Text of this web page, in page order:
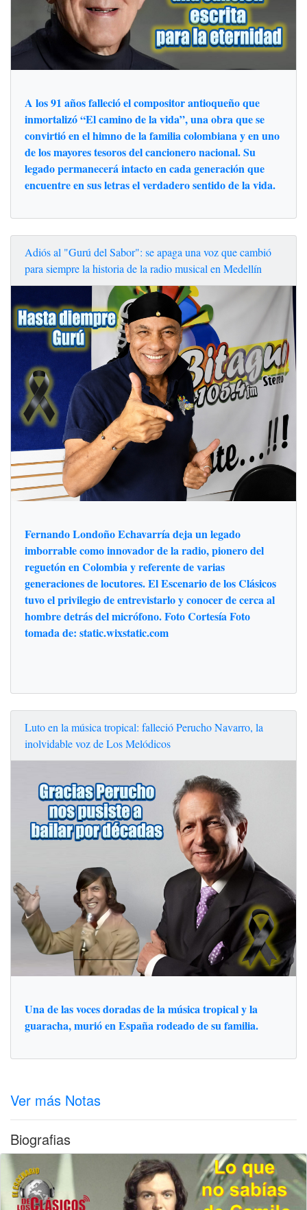
A los 91 años falleció el compositor antioqueño que
inmortalizó “El camino de la vida”, una obra que se
convirtió en el himno de la familia colombiana y en uno
de los mayores tesoros del cancionero nacional. Su
legado permanecerá intacto en cada generación que
encuentre en sus letras el verdadero sentido de la vida.
Adiós al "Gurú del Sabor": se apaga una voz que cambió
para siempre la historia de la radio musical en Medellín
Fernando Londoño Echavarría deja un legado
imborrable como innovador de la radio, pionero del
reguetón en Colombia y referente de varias
generaciones de locutores. El Escenario de los Clásicos
tuvo el privilegio de entrevistarlo y conocer de cerca al
hombre detrás del micrófono. Foto Cortesía Foto
tomada de: static.wixstatic.com
Luto en la música tropical: falleció Perucho Navarro, la
inolvidable voz de Los Melódicos
Una de las voces doradas de la música tropical y la
guaracha, murió en España rodeado de su familia.
Ver más Notas
Biografias